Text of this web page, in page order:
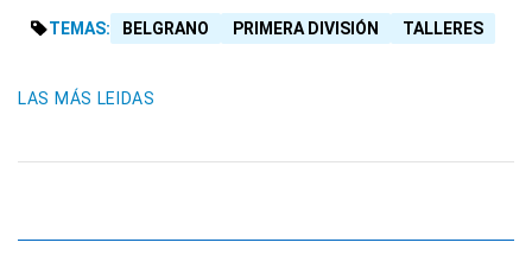
TEMAS: BELGRANO PRIMERA DIVISIÓN TALLERES
LAS MÁS LEIDAS